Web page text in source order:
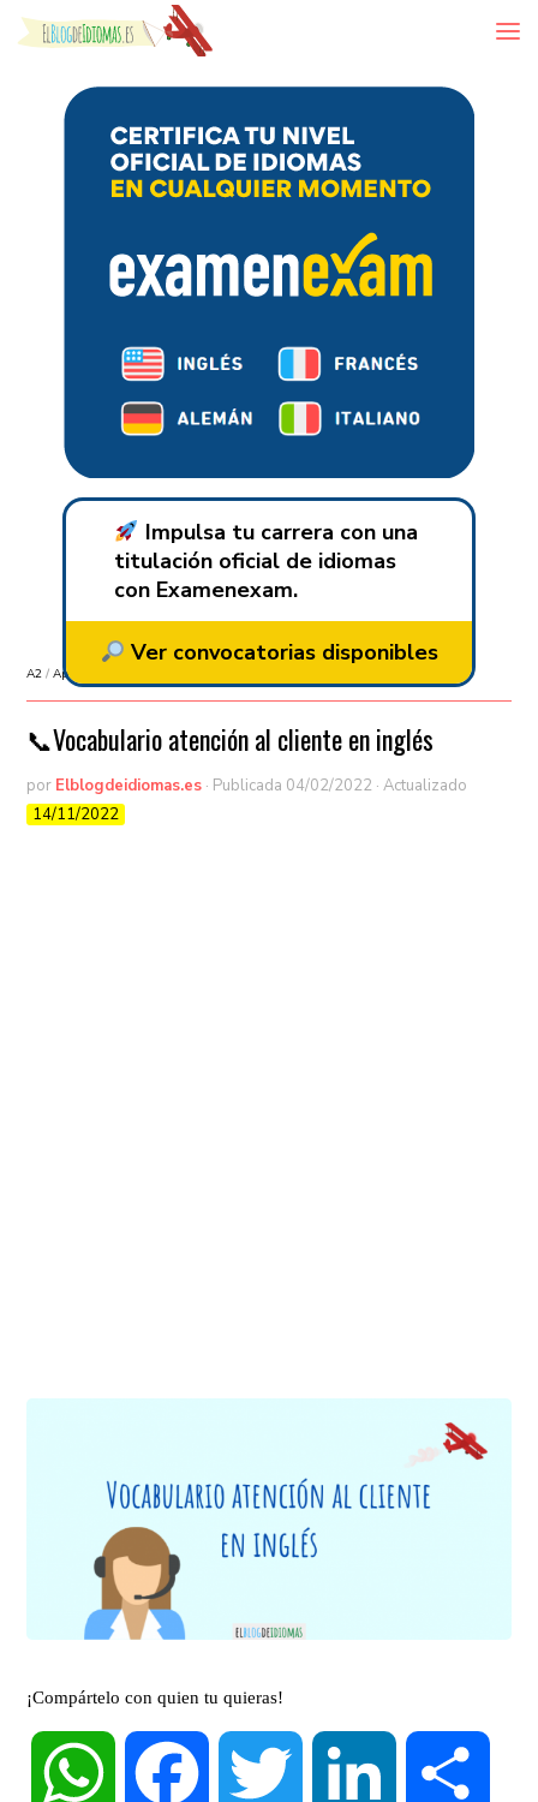
Skip to content
Impulsa tu carrera con una
titulación oficial de idiomas
con Examenexam.
Ver convocatorias disponibles
A2 / Aprender idiomas
📞Vocabulario atención al cliente en inglés
por Elblogdeidiomas.es · Publicada 04/02/2022 · Actualizado
14/11/2022
¡Compártelo con quien tu quieras!
WhatsApp Facebook Twitter LinkedIn